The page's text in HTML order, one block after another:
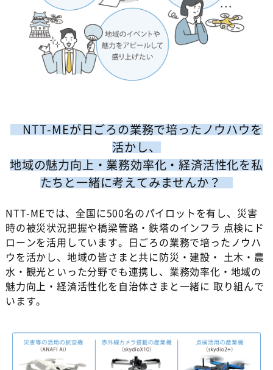
NTT-MEが日ごろの業務で培ったノウハウを
活かし、
地域の魅力向上・業務効率化・経済活性化を私
たちと一緒に考えてみませんか？
NTT-MEでは、全国に500名のパイロットを有し、災害
時の被災状況把握や橋梁管路・鉄塔のインフラ 点検にド
ローンを活用しています。日ごろの業務で培ったノウハ
ウを活かし、地域の皆さまと共に防災・建設・ 土木・農
水・観光といった分野でも連携し、業務効率化・地域の
魅力向上・経済活性化を自治体さまと一緒に 取り組んで
います。